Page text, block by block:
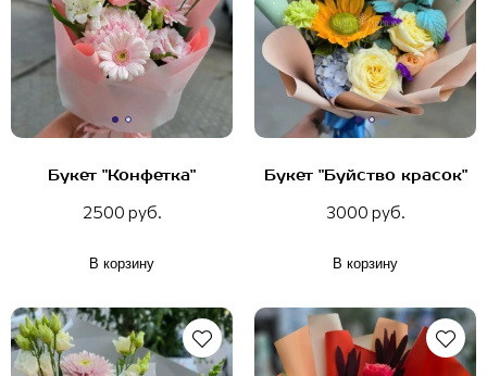
Букет "Конфетка"
2500 руб.
В корзину
Букет "Буйство красок"
3000 руб.
В корзину